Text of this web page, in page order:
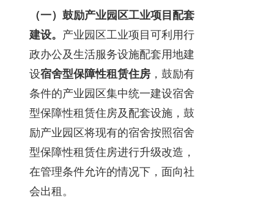
（一）鼓励产业园区工业项目配套
建设。 产业园区工业项目可利用行
政办公及生活服务设施配套用地建
设宿舍型保障性租赁住房 ，鼓励有
条件的产业园区集中统一建设宿舍
型保障性租赁住房及配套设施，鼓
励产业园区将现有的宿舍按照宿舍
型保障性租赁住房进行升级改造，
在管理条件允许的情况下，面向社
会出租。